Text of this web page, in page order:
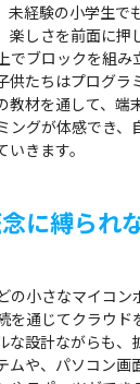
未経験の小学生で
楽しさを前面に押
でブロックを組み
供たちはプログラ
教材を通して、
ングが体感でき、
きます。
に縛られ
の小さなマイコン
を通じてクラウ
な設計ながらも
ムや、パソコン